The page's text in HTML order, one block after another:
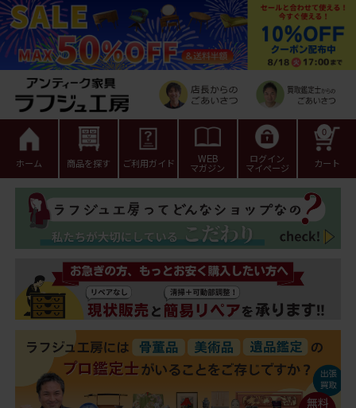
ホーム 商品を探す ご利用ガイド WEB
マガジン
ログイン
マイページ カート
0